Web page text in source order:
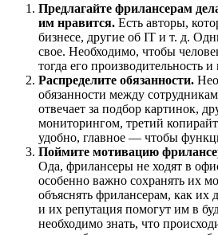
Предлагайте фрилансерам
им нравится. Есть авторы,
бизнесе, другие об IT и т. д.
свое. Необходимо, чтобы
тогда его производительность
Распределите обязанности.
обязанности между
отвечает за подбор картинок,
мониторингом, третий
удобно, главное — чтобы
Поймите мотивацию
Ода, фрилансеры не ходят в
особенно важно сохранять их
объяснять фрилансерам, как их
и их репутация помогут им в
необходимо знать, что